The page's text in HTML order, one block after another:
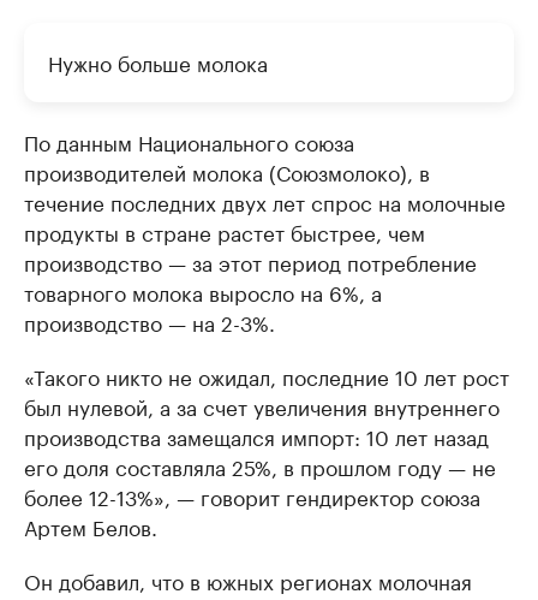
Нужно больше молока
По данным Национального союза
производителей молока (Союзмолоко), в
течение последних двух лет спрос на молочные
продукты в стране растет быстрее, чем
производство — за этот период потребление
товарного молока выросло на 6%, а
производство — на 2-3%.
«Такого никто не ожидал, последние 10 лет рост
был нулевой, а за счет увеличения внутреннего
производства замещался импорт: 10 лет назад
его доля составляла 25%, в прошлом году — не
более 12-13%», — говорит гендиректор союза
Артем Белов.
Он добавил, что в южных регионах молочная